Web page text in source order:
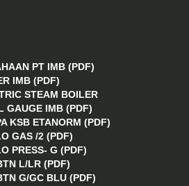
PT IMB (PDF)
IMB (PDF)
STEAM BOILER
GAUGE IMB (PDF)
KSB ETANORM (PDF)
GAS /2 (PDF)
PRESS- G (PDF)
L/LR (PDF)
G/GC BLU (PDF)